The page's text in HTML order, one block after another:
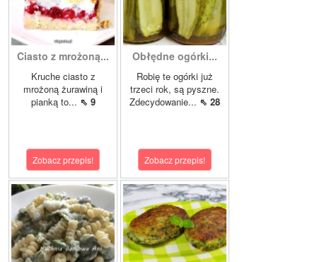
Ciasto z mrożoną...
Kruche ciasto z
mrożoną żurawiną i
pianką to... ⇖ 9
Zobacz przepis!
Obłędne ogórki...
Robię te ogórki już
trzeci rok, są pyszne.
Zdecydowanie... ⇖ 28
Zobacz przepis!